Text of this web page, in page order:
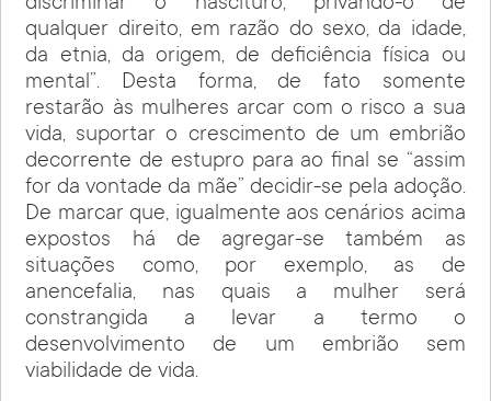
qualquer direito, em razão do sexo, da idade,
da etnia, da origem, de deficiência física ou
mental”. Desta forma, de fato somente
restarão às mulheres arcar com o risco a sua
vida, suportar o crescimento de um embrião
decorrente de estupro para ao final se “assim
for da vontade da mãe” decidir-se pela adoção.
De marcar que, igualmente aos cenários acima
expostos há de agregar-se também as
situações como, por exemplo, as de
anencefalia, nas quais a mulher será
constrangida a levar a termo o
desenvolvimento de um embrião sem
viabilidade de vida.